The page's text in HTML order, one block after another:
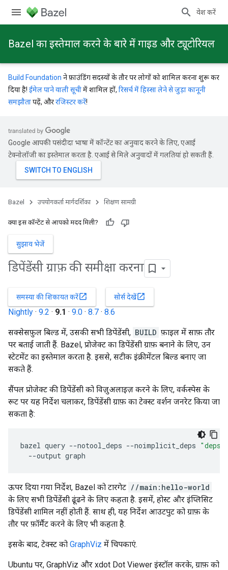
प्रवेश करें
Bazel का इस्तेमाल करने के बारे में गाइड और ट्यूटोरियल
Build Foundation ने फ़ाउंडिंग सदस्यों के तौर पर लोगों को शामिल करना शुरू कर
दिया है! ईमेल पाने वाली सूचीमें शामिल हों, रिसर्च में हिस्सा लेने से जुड़ा कानूनी
समझौतापढ़ें, औररजिस्टर करें!
Google आपकी पसंदीदा भाषा में कॉन्टेंट का अनुवाद करने के लिए, एआई
टेक्नोलॉजी का इस्तेमाल करता है. एआई से मिले अनुवादों में गलतियां हो सकती हैं.
Bazel उपयोगकर्ता मार्गदर्शिका शिक्षण सामग्री
क्या इस कॉन्टेंट से आपको मदद मिली?
सुझाव भेजें
डिपेंडेंसी ग्राफ़ की समीक्षा करना
समस्या की शिकायत करेंopen_in_new सोर्स देखेंopen_in_new
Nightly · 9.2 · 9.1 · 9.0 · 8.7 · 8.6
सक्सेसफ़ुल बिल्ड में, उसकी सभी डिपेंडेंसी, BUILD फ़ाइल में साफ़ तौर
पर बताई जाती हैं. Bazel, प्रोजेक्ट का डिपेंडेंसी ग्राफ़ बनाने के लिए, उन
स्टेटमेंट का इस्तेमाल करता है. इससे, सटीक इंक्रीमेंटल बिल्ड बनाए जा
सकते हैं.
सैंपल प्रोजेक्ट की डिपेंडेंसी को विज़ुअलाइज़ करने के लिए, वर्कस्पेस के
रूट पर यह निर्देश चलाकर, डिपेंडेंसी ग्राफ़ का टेक्स्ट वर्शन जनरेट किया जा
सकता है:
bazel query --notool_deps --noimplicit_deps
--output graph
ऊपर दिया गया निर्देश, Bazel को टारगेट //main:hello-world
के लिए सभी डिपेंडेंसी ढूंढने के लिए कहता है. इसमें, होस्ट और इंप्लिसिट
डिपेंडेंसी शामिल नहीं होती हैं. साथ ही, यह निर्देश आउटपुट को ग्राफ़ के
तौर पर फ़ॉर्मैट करने के लिए भी कहता है.
इसके बाद, टेक्स्ट को GraphViz में चिपकाएं.
Ubuntu पर, GraphViz और xdot Dot Viewer इंस्टॉल करके, ग्राफ़ को